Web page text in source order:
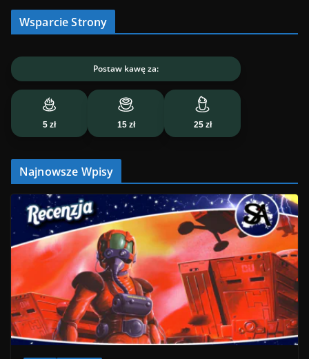
Wsparcie Strony
Postaw kawę za:
5 zł 15 zł 25 zł
Najnowsze Wpisy